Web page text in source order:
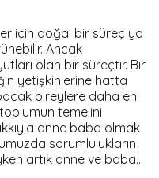
için doğal bir süreç ya
Ancak
olan bir süreçtir. Bir
yetişkinlerine hatta
bireylere daha en
temelini
anne baba olmak
sorumlulukların
artık anne ve baba…